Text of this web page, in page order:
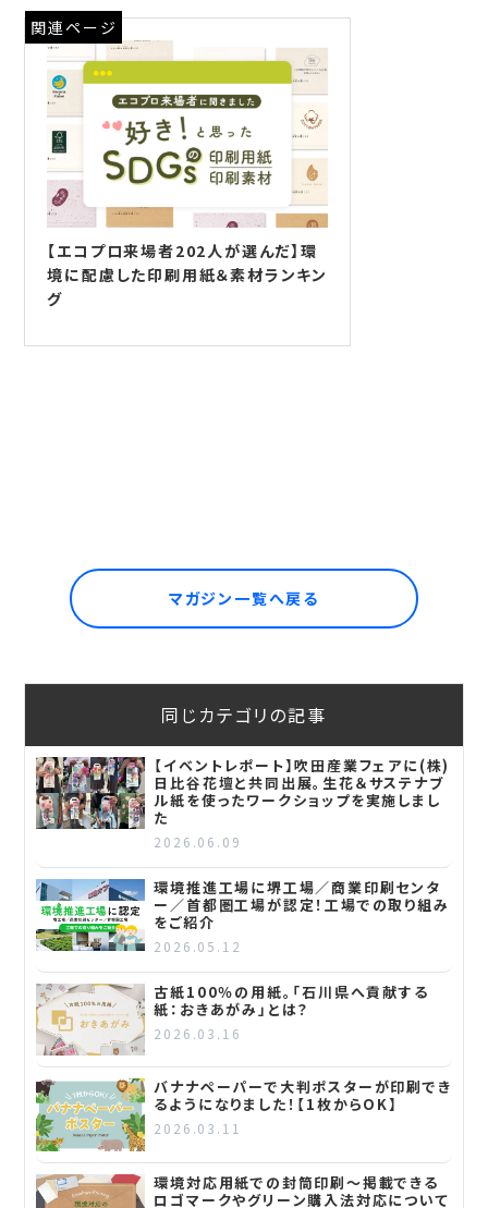
関連ページ
【エコプロ来場者202人が選んだ】環
境に配慮した印刷用紙＆素材ランキン
グ
同じカテゴリの記事
【イベントレポート】吹田産業フェアに(株)
日比谷花壇と共同出展。生花＆サステナブ
ル紙を使ったワークショップを実施しまし
た
2026.06.09
環境推進工場に堺工場／商業印刷センタ
ー／首都圏工場が認定！工場での取り組み
をご紹介
2026.05.12
古紙100％の用紙。「石川県へ貢献する
紙：おきあがみ」とは？
2026.03.16
バナナペーパーで大判ポスターが印刷でき
るようになりました！【1枚からOK】
2026.03.11
環境対応用紙での封筒印刷～掲載できる
ロゴマークやグリーン購入法対応について
マガジン一覧へ戻る